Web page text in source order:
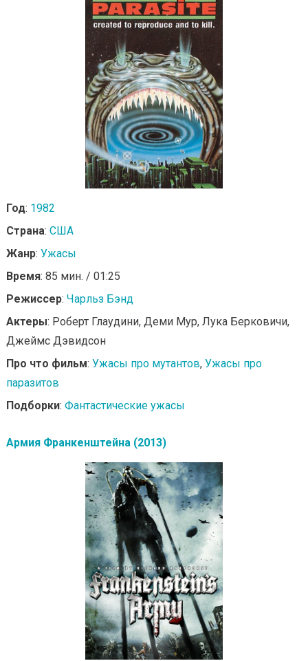
Год: 1982
Страна: США
Жанр: Ужасы
Время: 85 мин. / 01:25
Режиссер: Чарльз Бэнд
Актеры: Роберт Глаудини, Деми Мур, Лука Берковичи,
Джеймс Дэвидсон
Про что фильм: Ужасы про мутантов, Ужасы про
паразитов
Подборки: Фантастические ужасы
Армия Франкенштейна (2013)